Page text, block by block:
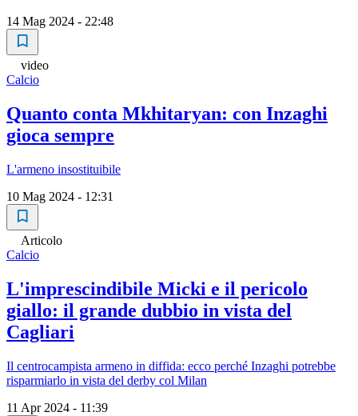
14 Mag 2024 - 22:48
video
Calcio
Quanto conta Mkhitaryan: con Inzaghi
gioca sempre
L'armeno insostituibile
10 Mag 2024 - 12:31
Articolo
Calcio
L'imprescindibile Micki e il pericolo
giallo: il grande dubbio in vista del
Cagliari
Il centrocampista armeno in diffida: ecco perché Inzaghi potrebbe
risparmiarlo in vista del derby col Milan
11 Apr 2024 - 11:39